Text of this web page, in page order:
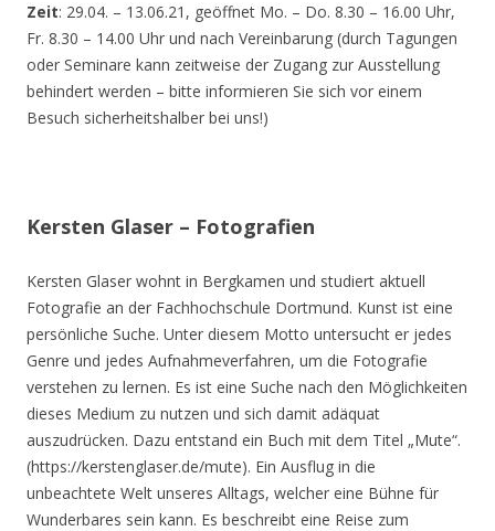
Zeit: 29.04. – 13.06.21, geöffnet Mo. – Do. 8.30 – 16.00 Uhr,
Fr. 8.30 – 14.00 Uhr und nach Vereinbarung (durch Tagungen
oder Seminare kann zeitweise der Zugang zur Ausstellung
behindert werden – bitte informieren Sie sich vor einem
Besuch sicherheitshalber bei uns!)
Kersten Glaser – Fotografien
Kersten Glaser wohnt in Bergkamen und studiert aktuell
Fotografie an der Fachhochschule Dortmund. Kunst ist eine
persönliche Suche. Unter diesem Motto untersucht er jedes
Genre und jedes Aufnahmeverfahren, um die Fotografie
verstehen zu lernen. Es ist eine Suche nach den Möglichkeiten
dieses Medium zu nutzen und sich damit adäquat
auszudrücken. Dazu entstand ein Buch mit dem Titel „Mute“.
(https://kerstenglaser.de/mute). Ein Ausflug in die
unbeachtete Welt unseres Alltags, welcher eine Bühne für
Wunderbares sein kann. Es beschreibt eine Reise zum